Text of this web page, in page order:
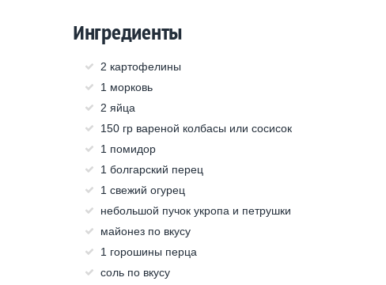
Ингредиенты
2 картофелины
1 морковь
2 яйца
150 гр вареной колбасы или сосисок
1 помидор
1 болгарский перец
1 свежий огурец
небольшой пучок укропа и петрушки
майонез по вкусу
1 горошины перца
соль по вкусу